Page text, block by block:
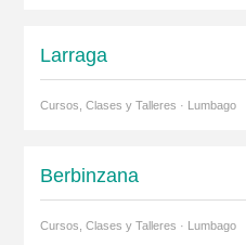
Larraga
Cursos, Clases y Talleres · Lumbago
Berbinzana
Cursos, Clases y Talleres · Lumbago